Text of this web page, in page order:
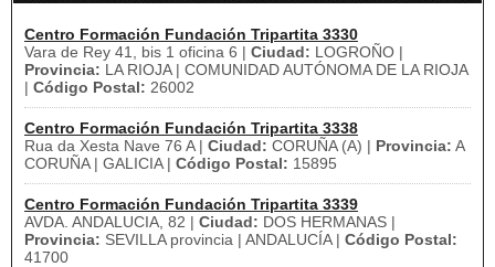
Centro Formación Fundación Tripartita 3330
Vara de Rey 41, bis 1 oficina 6 | Ciudad: LOGROÑO |
Provincia: LA RIOJA | COMUNIDAD AUTÓNOMA DE LA RIOJA
| Código Postal: 26002
Centro Formación Fundación Tripartita 3338
Rua da Xesta Nave 76 A | Ciudad: CORUÑA (A) | Provincia: A
CORUÑA | GALICIA | Código Postal: 15895
Centro Formación Fundación Tripartita 3339
AVDA. ANDALUCIA, 82 | Ciudad: DOS HERMANAS |
Provincia: SEVILLA provincia | ANDALUCÍA | Código Postal:
41700